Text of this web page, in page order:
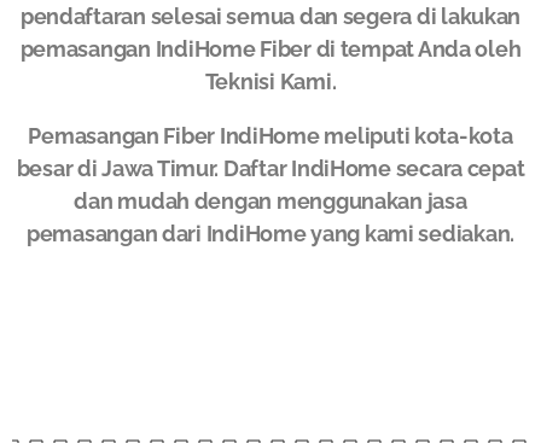
pendaftaran selesai semua dan segera di lakukan
pemasangan IndiHome Fiber di tempat Anda oleh
Teknisi Kami.
Pemasangan Fiber IndiHome meliputi kota-kota
besar di Jawa Timur. Daftar IndiHome secara cepat
dan mudah dengan menggunakan jasa
pemasangan dari IndiHome yang kami sediakan.